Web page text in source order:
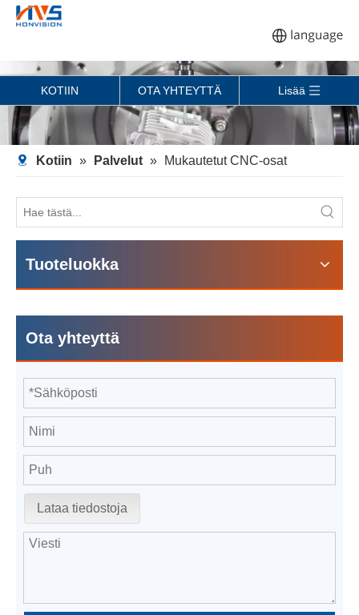
KOTIIN OTA YHTEYTTÄ Lisää
Kotiin » Palvelut » Mukautetut CNC-osat
Tuoteluokka
Ota yhteyttä
Lataa tiedostoja